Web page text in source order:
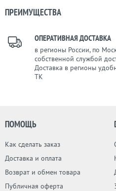
ПРЕИМУЩЕСТВА
ОПЕРАТИВНАЯ ДОСТАВКА
в регионы России, по
собственной службой
Доставка в регионы
ТК
ПОМОЩЬ
Как сделать заказ
Доставка и оплата
Возврат и обмен товара
Публичная оферта